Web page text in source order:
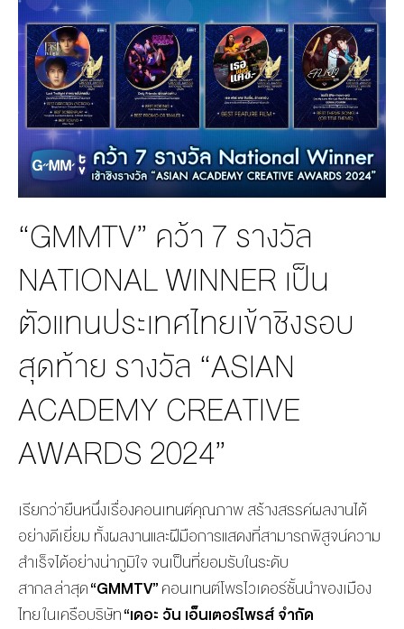
BOARD OF
DIRECTORS
MANAGEMENT
TEAM
ORGANIZATION
CHART
AWARDS
ACTS
STUDIO
“GMMTV” คว้า 7 รางวัล
NATIONAL WINNER เป็น
ตัวแทนประเทศไทยเข้าชิงรอบ
สุดท้าย รางวัล “ASIAN
ACADEMY CREATIVE
AWARDS 2024”
เรียกว่ายืนหนึ่งเรื่องคอนเทนต์คุณภาพ สร้างสรรค์ผลงานได้
อย่างดีเยี่ยม ทั้งผลงานและฝีมือการแสดงที่สามารถพิสูจน์ความ
สำเร็จได้อย่างน่าภูมิใจ จนเป็นที่ยอมรับในระดับ
สากล ล่าสุด“GMMTV”คอนเทนต์โพรไวเดอร์ชั้นนำของเมือง
ไทย ในเครือบริษัท“เดอะ วัน เอ็นเตอร์ไพรส์ จำกัด